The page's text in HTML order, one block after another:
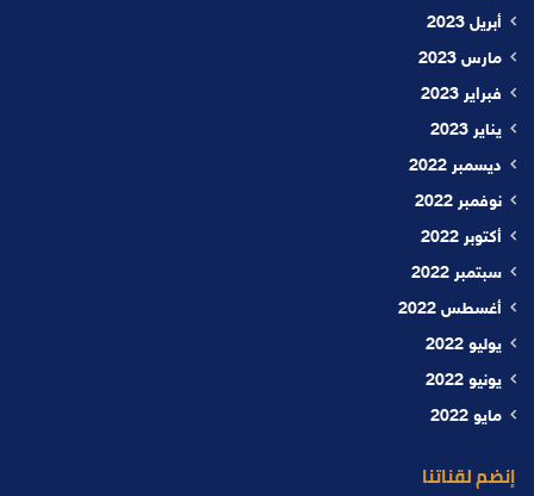
أبريل 2023
مارس 2023
فبراير 2023
يناير 2023
ديسمبر 2022
نوفمبر 2022
أكتوبر 2022
سبتمبر 2022
أغسطس 2022
يوليو 2022
يونيو 2022
مايو 2022
إنضم لقناتنا